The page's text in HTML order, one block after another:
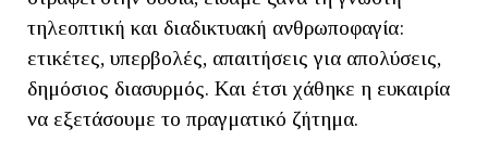
τηλεοπτική και διαδικτυακή ανθρωποφαγία:
ετικέτες, υπερβολές, απαιτήσεις για απολύσεις,
δημόσιος διασυρμός. Και έτσι χάθηκε η ευκαιρία
να εξετάσουμε το πραγματικό ζήτημα.